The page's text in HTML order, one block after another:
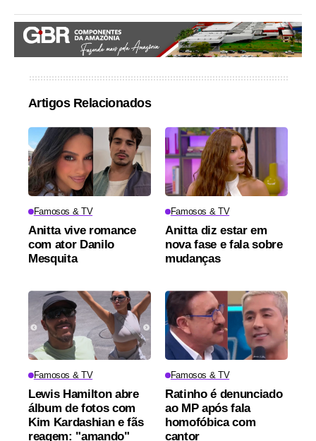
Artigos Relacionados
Famosos & TV
Anitta vive romance
com ator Danilo
Mesquita
Famosos & TV
Anitta diz estar em
nova fase e fala sobre
mudanças
Famosos & TV
Lewis Hamilton abre
álbum de fotos com
Kim Kardashian e fãs
reagem: "amando"
Famosos & TV
Ratinho é denunciado
ao MP após fala
homofóbica com
cantor